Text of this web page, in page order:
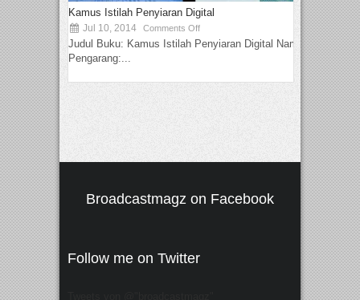
Kamus Istilah Penyiaran Digital
Jul 10, 2014 Comments Off
Judul Buku: Kamus Istilah Penyiaran Digital Nama
Pengarang:...
Broadcastmagz on Facebook
Follow me on Twitter